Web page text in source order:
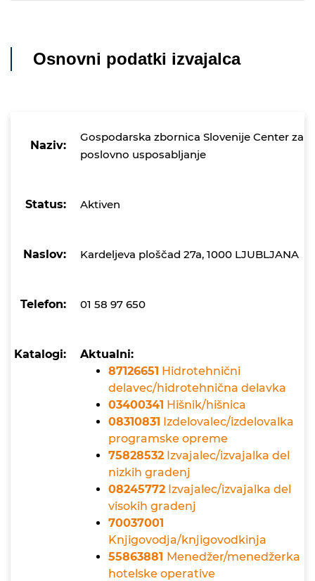
Osnovni podatki izvajalca
Naziv:
Gospodarska zbornica Slovenije Center za
poslovno usposabljanje
Status: Aktiven
Naslov: Kardeljeva ploščad 27a, 1000 LJUBLJANA
Telefon: 01 58 97 650
Katalogi:
Aktualni:
87126651 Hidrotehnični
delavec/hidrotehnična delavka
03400341 Hišnik/hišnica
08310831 Izdelovalec/izdelovalka
programske opreme
75828532 Izvajalec/izvajalka del
nizkih gradenj
08245772 Izvajalec/izvajalka del
visokih gradenj
70037001
Knjigovodja/knjigovodkinja
55863881 Menedžer/menedžerka
hotelske operative